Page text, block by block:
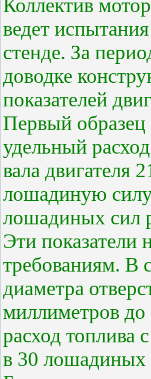
Коллектив
ведет
стенде. За
доводке
показателей
Первый образец
удельный
вала двигателя
лошадиную
лошадиных сил
Эти показатели
требованиям. В
диаметра
миллиметров до
расход топлива
в 30 лошадиных